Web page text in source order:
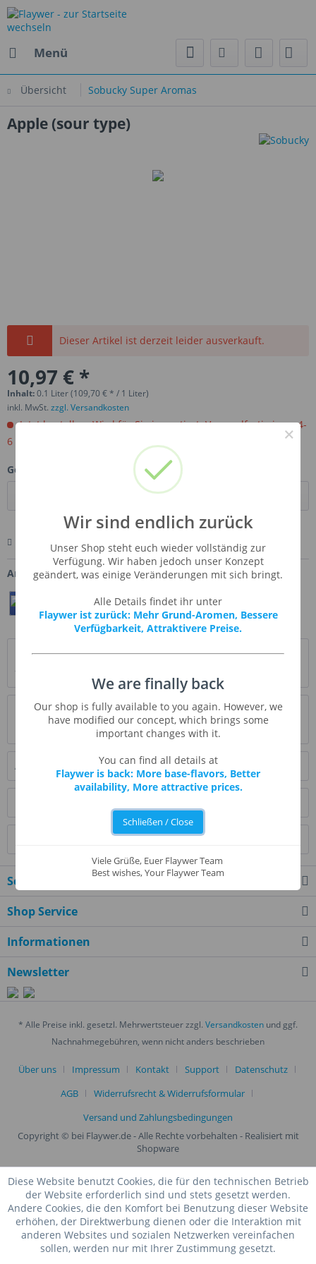
Menü
Übersicht Sobucky Super Aromas
Apple (sour type)
Dieser Artikel ist derzeit leider ausverkauft.
10,97 € *
Inhalt:0.1 Liter (109,70 € * / 1 Liter)
inkl. MwSt. zzgl. Versandkosten
Jetzt bestellen. Wird für Sie importiert. Versandfertig in ca 4-
6 Wochen.
Gebinde:
Merken Bewerten Fragen zum Artikel
Artikel-Nr.: SSA-APPSOU
Twittern Pin It
Beschreibung
* Beschreibung folgt *
Bewertungen
0
Bewertungen lesen, schreiben und diskutieren...
Ähnliche Artikel
Kunden haben sich ebenfalls angesehen
Service Hotline
Shop Service
Informationen
Newsletter
* Alle Preise inkl. gesetzl. Mehrwertsteuer zzgl. Versandkosten und ggf.
Nachnahmegebühren, wenn nicht anders beschrieben
Über uns Impressum Kontakt Support
Datenschutz
AGB
Widerrufsrecht & Widerrufsformular
Versand und Zahlungsbedingungen
Copyright © bei Flaywer.de - Alle Rechte vorbehalten - Realisiert mit
Shopware
Diese Website benutzt Cookies, die für den technischen Betrieb
der Website erforderlich sind und stets gesetzt werden.
Andere Cookies, die den Komfort bei Benutzung dieser Website
erhöhen, der Direktwerbung dienen oder die Interaktion mit
anderen Websites und sozialen Netzwerken vereinfachen
sollen, werden nur mit Ihrer Zustimmung gesetzt.
×
Wir sind endlich zurück
Unser Shop steht euch wieder vollständig zur
Verfügung. Wir haben jedoch unser Konzept
geändert, was einige Veränderungen mit sich bringt.
Alle Details findet ihr unter
Flaywer ist zurück: Mehr Grund-Aromen, Bessere
Verfügbarkeit, Attraktivere Preise.
We are finally back
Our shop is fully available to you again. However, we
have modified our concept, which brings some
important changes with it.
You can find all details at
Flaywer is back: More base-flavors, Better
availability, More attractive prices.
Schließen / Close
Viele Grüße, Euer Flaywer Team
Best wishes, Your Flaywer Team